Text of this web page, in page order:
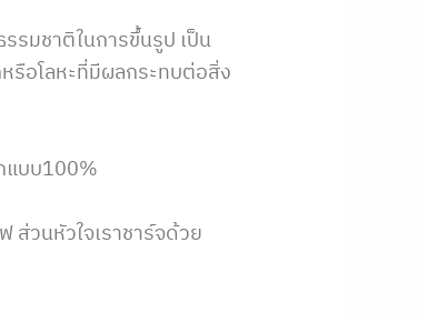
รมชาติในการขึ้นรูป เป็น
รือโลหะที่มีผลกระทบต่อสิ่ง
แบบ100%
ส่วนหัวใจเราชาร์จด้วย